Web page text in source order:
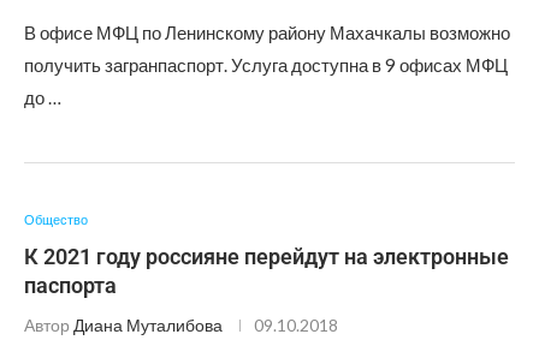
В офисе МФЦ по Ленинскому району Махачкалы возможно
получить загранпаспорт. Услуга доступна в 9 офисах МФЦ
до …
Общество
К 2021 году россияне перейдут на электронные
паспорта
Автор Диана Муталибова 09.10.2018